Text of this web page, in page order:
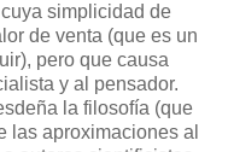
simplicidad de
de venta (que es un
pero que causa
y al pensador.
la filosofía (que
las aproximaciones al